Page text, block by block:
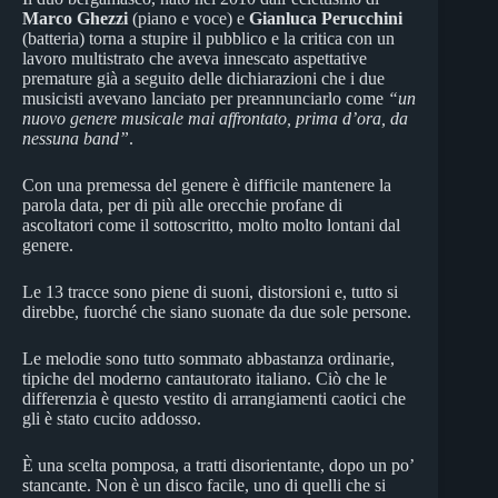
Marco Ghezzi (piano e voce) e Gianluca Perucchini
(batteria) torna a stupire il pubblico e la critica con un
lavoro multistrato che aveva innescato aspettative
premature già a seguito delle dichiarazioni che i due
musicisti avevano lanciato per preannunciarlo come “un
nuovo genere musicale mai affrontato, prima d’ora, da
nessuna band”.
Con una premessa del genere è difficile mantenere la
parola data, per di più alle orecchie profane di
ascoltatori come il sottoscritto, molto molto lontani dal
genere.
Le 13 tracce sono piene di suoni, distorsioni e, tutto si
direbbe, fuorché che siano suonate da due sole persone.
Le melodie sono tutto sommato abbastanza ordinarie,
tipiche del moderno cantautorato italiano. Ciò che le
differenzia è questo vestito di arrangiamenti caotici che
gli è stato cucito addosso.
È una scelta pomposa, a tratti disorientante, dopo un po’
stancante. Non è un disco facile, uno di quelli che si